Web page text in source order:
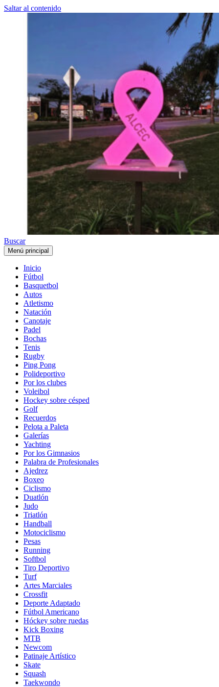
Saltar al contenido
Buscar
Menú principal
Inicio
Fútbol
Basquetbol
Autos
Atletismo
Natación
Canotaje
Padel
Bochas
Tenis
Rugby
Ping Pong
Polideportivo
Por los clubes
Voleibol
Hockey sobre césped
Golf
Recuerdos
Pelota a Paleta
Galerías
Yachting
Por los Gimnasios
Palabra de Profesionales
Ajedrez
Boxeo
Ciclismo
Duatlón
Judo
Triatlón
Handball
Motociclismo
Pesas
Running
Softbol
Tiro Deportivo
Turf
Artes Marciales
Crossfit
Deporte Adaptado
Fútbol Americano
Hóckey sobre ruedas
Kick Boxing
MTB
Newcom
Patinaje Artístico
Skate
Squash
Taekwondo